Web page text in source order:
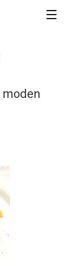
moden